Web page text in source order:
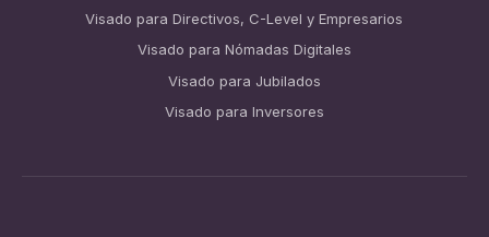
Visado para Directivos, C-Level y Empresarios
Visado para Nómadas Digitales
Visado para Jubilados
Visado para Inversores